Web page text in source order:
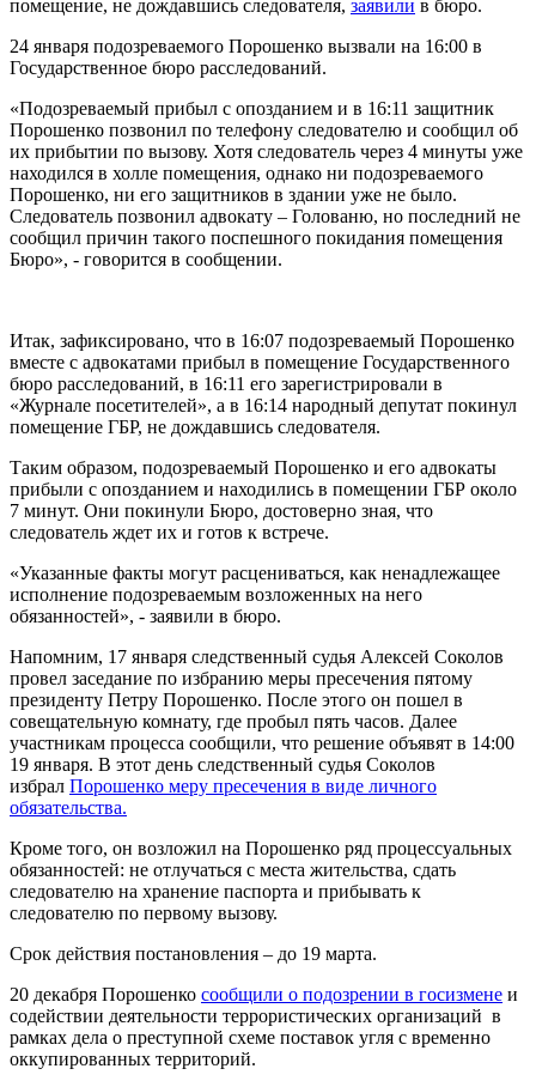
помещение, не дождавшись следователя, заявили в бюро.
24 января подозреваемого Порошенко вызвали на 16:00 в
Государственное бюро расследований.
«Подозреваемый прибыл с опозданием и в 16:11 защитник
Порошенко позвонил по телефону следователю и сообщил об
их прибытии по вызову. Хотя следователь через 4 минуты уже
находился в холле помещения, однако ни подозреваемого
Порошенко, ни его защитников в здании уже не было.
Следователь позвонил адвокату – Голованю, но последний не
сообщил причин такого поспешного покидания помещения
Бюро», - говорится в сообщении.
Итак, зафиксировано, что в 16:07 подозреваемый Порошенко
вместе с адвокатами прибыл в помещение Государственного
бюро расследований, в 16:11 его зарегистрировали в
«Журнале посетителей», а в 16:14 народный депутат покинул
помещение ГБР, не дождавшись следователя.
Таким образом, подозреваемый Порошенко и его адвокаты
прибыли с опозданием и находились в помещении ГБР около
7 минут. Они покинули Бюро, достоверно зная, что
следователь ждет их и готов к встрече.
«Указанные факты могут расцениваться, как ненадлежащее
исполнение подозреваемым возложенных на него
обязанностей», - заявили в бюро.
Напомним, 17 января следственный судья Алексей Соколов
провел заседание по избранию меры пресечения пятому
президенту Петру Порошенко. После этого он пошел в
совещательную комнату, где пробыл пять часов. Далее
участникам процесса сообщили, что решение объявят в 14:00
19 января. В этот день следственный судья Соколов
избрал Порошенко меру пресечения в виде личного
обязательства.
Кроме того, он возложил на Порошенко ряд процессуальных
обязанностей: не отлучаться с места жительства, сдать
следователю на хранение паспорта и прибывать к
следователю по первому вызову.
Срок действия постановления – до 19 марта.
20 декабря Порошенко сообщили о подозрении в госизмене и
содействии деятельности террористических организаций в
рамках дела о преступной схеме поставок угля с временно
оккупированных территорий.